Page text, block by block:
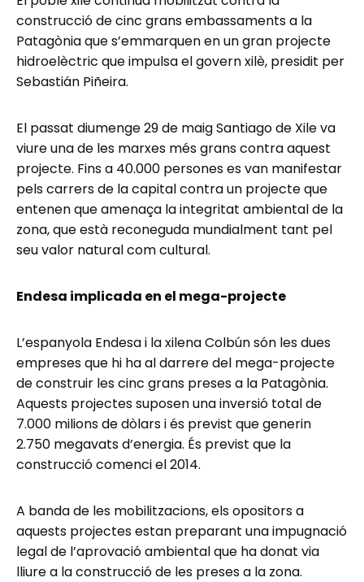
construcció de cinc grans embassaments a la
Patagònia que s’emmarquen en un gran projecte
hidroelèctric que impulsa el govern xilè, presidit per
Sebastián Piñeira.
El passat diumenge 29 de maig Santiago de Xile va
viure una de les marxes més grans contra aquest
projecte. Fins a 40.000 persones es van manifestar
pels carrers de la capital contra un projecte que
entenen que amenaça la integritat ambiental de la
zona, que està reconeguda mundialment tant pel
seu valor natural com cultural.
Endesa implicada en el mega-projecte
L’espanyola Endesa i la xilena Colbún són les dues
empreses que hi ha al darrere del mega-projecte
de construir les cinc grans preses a la Patagònia.
Aquests projectes suposen una inversió total de
7.000 milions de dòlars i és previst que generin
2.750 megavats d’energia. És previst que la
construcció comenci el 2014.
A banda de les mobilitzacions, els opositors a
aquests projectes estan preparant una impugnació
legal de l’aprovació ambiental que ha donat via
lliure a la construcció de les preses a la zona.